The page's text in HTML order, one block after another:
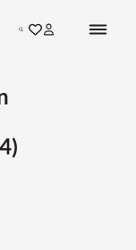
Search